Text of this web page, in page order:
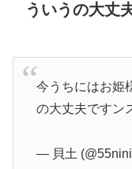
ういうの大丈
今うちにはお姫
の大丈夫ですン
— 貝土